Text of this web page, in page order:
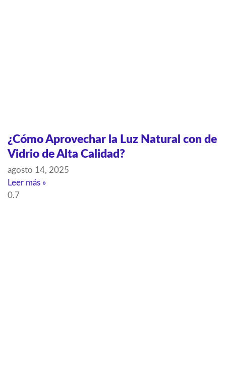
¿Cómo Aprovechar la Luz Natural con de
Vidrio de Alta Calidad?
agosto 14, 2025
Leer más »